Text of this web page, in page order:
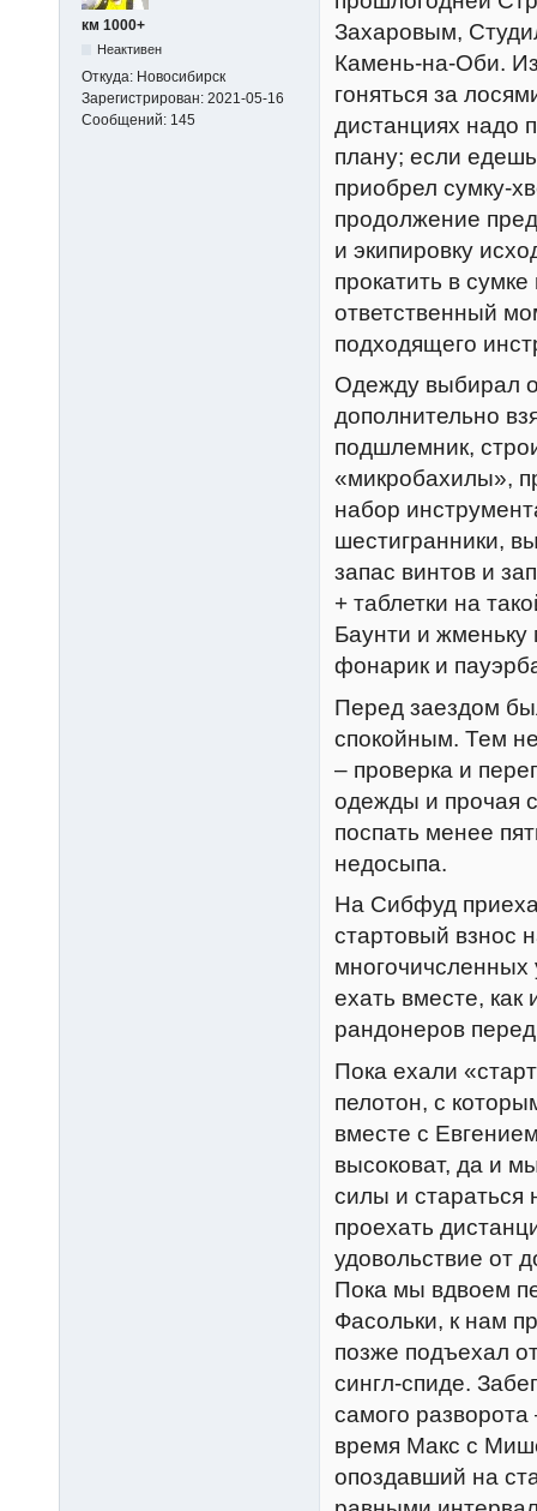
км 1000+
Неактивен
Откуда: Новосибирск
Зарегистрирован: 2021-05-16
Сообщений: 145
Захаровым,
Камень-на-Оби.
гоняться за
дистанциях надо
плану; если
приобрел сумку-
продолжение
и экипировку
прокатить в
ответственный
подходящего
Одежду выбирал
дополнительно
подшлемник,
«микробахилы»,
набор
шестигранники,
запас винтов и
+ таблетки на
Баунти и
фонарик и
Перед заездом
спокойным. Тем
– проверка и
одежды и прочая
поспать менее
недосыпа.
На Сибфуд
стартовый взнос
многочичсленных
ехать вместе,
рандонеров
Пока ехали
пелотон, с
вместе с
высоковат, да и
силы и стараться
проехать
удовольствие от
Пока мы вдвоем
Фасольки, к нам
позже подъехал
сингл-спиде.
самого
время Макс с
опоздавший на